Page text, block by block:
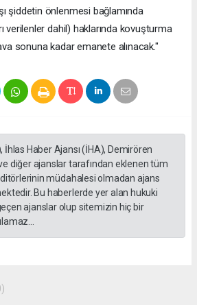
şiddetin önlenmesi bağlamında
verilenler dahil) haklarında kovuşturma
sonuna kadar emanete alınacak."
İhlas Haber Ajansı (İHA), Demirören
diğer ajanslar tarafından eklenen tüm
müdahalesi olmadan ajans
Bu haberlerde yer alan hukuki
ajanslar olup sitemizin hiç bir